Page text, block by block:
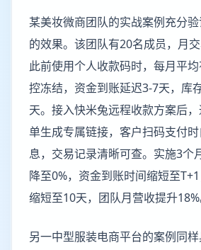
某美妆微商团队的实战案例充分
的效果。该团队有20名成员，月交
此前使用个人收款码时，每月平
控冻结，资金到账延迟3-7天，库
天。接入快米兔远程收款方案后
单生成专属链接，客户扫码支付
息，交易记录清晰可查。实施3个
降至0%，资金到账时间缩短至
缩短至10天，团队月营收提升18%
另一中型服装电商平台的案例同样